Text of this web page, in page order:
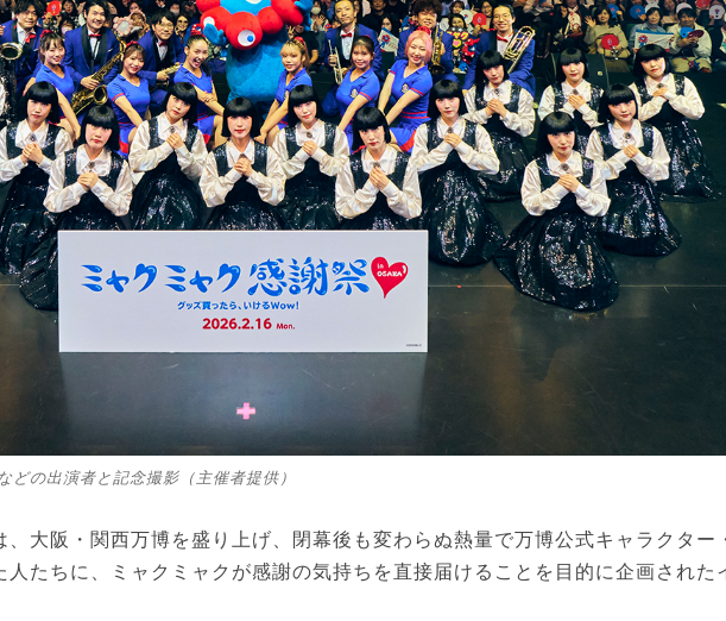
どの出演者と記念撮影（主催者提供）
大阪・関西万博を盛り上げ、閉幕後も変わらぬ熱量で万博公式キャラクター
人たちに、ミャクミャクが感謝の気持ちを直接届けることを目的に企画された